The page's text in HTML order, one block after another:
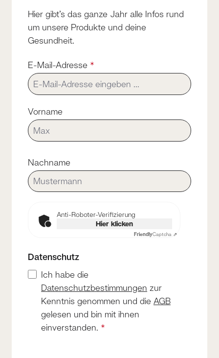
Hier gibt’s das ganze Jahr alle Infos rund
um unsere Produkte und deine
Gesundheit.
E-Mail-Adresse *
Vorname
Nachname
Anti-Roboter-Verifizierung
Hier klicken
FriendlyCaptcha ⇗
Datenschutz
Ich habe die
Datenschutzbestimmungen zur
Kenntnis genommen und dieAGB
gelesen und bin mit ihnen
einverstanden. *